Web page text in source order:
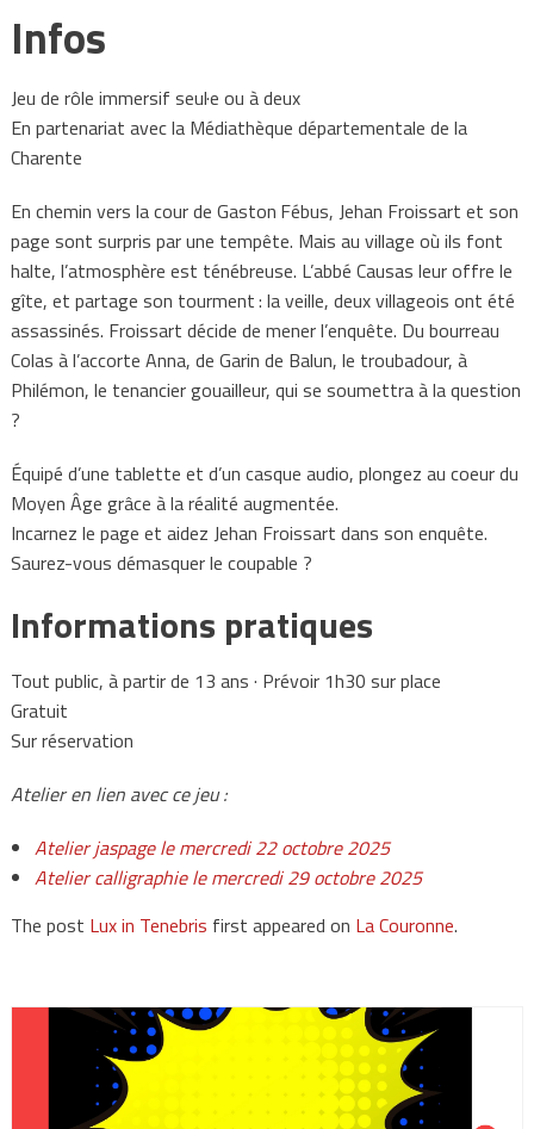
Infos
Jeu de rôle immersif seul·e ou à deux
En partenariat avec la Médiathèque départementale de la
Charente
En chemin vers la cour de Gaston Fébus, Jehan Froissart et son
page sont surpris par une tempête. Mais au village où ils font
halte, l’atmosphère est ténébreuse. L’abbé Causas leur offre le
gîte, et partage son tourment : la veille, deux villageois ont été
assassinés. Froissart décide de mener l’enquête. Du bourreau
Colas à l’accorte Anna, de Garin de Balun, le troubadour, à
Philémon, le tenancier gouailleur, qui se soumettra à la question
?
Équipé d’une tablette et d’un casque audio, plongez au coeur du
Moyen Âge grâce à la réalité augmentée.
Incarnez le page et aidez Jehan Froissart dans son enquête.
Saurez-vous démasquer le coupable ?
Informations pratiques
Tout public, à partir de 13 ans · Prévoir 1h30 sur place
Gratuit
Sur réservation
Atelier en lien avec ce jeu :
Atelier jaspage le mercredi 22 octobre 2025
Atelier calligraphie le mercredi 29 octobre 2025
The post Lux in Tenebris first appeared on La Couronne.